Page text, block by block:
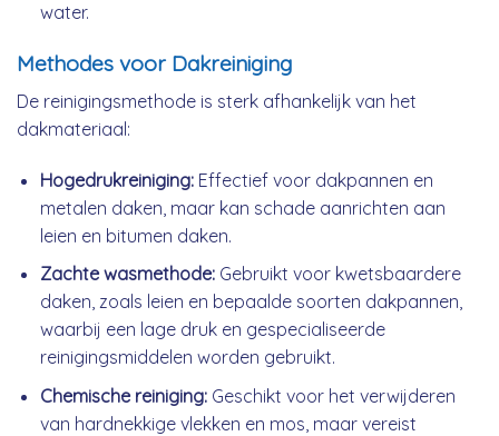
water.
Methodes voor Dakreiniging
De reinigingsmethode is sterk afhankelijk van het
dakmateriaal:
Hogedrukreiniging:Effectief voor dakpannen en
metalen daken, maar kan schade aanrichten aan
leien en bitumen daken.
Zachte wasmethode:Gebruikt voor kwetsbaardere
daken, zoals leien en bepaalde soorten dakpannen,
waarbij een lage druk en gespecialiseerde
reinigingsmiddelen worden gebruikt.
Chemische reiniging:Geschikt voor het verwijderen
van hardnekkige vlekken en mos, maar vereist